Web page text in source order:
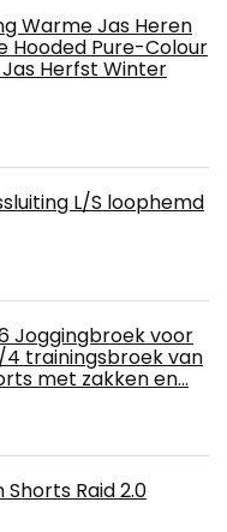
Warme Jas Heren
Hooded Pure-Colour
Jas Herfst Winter
L/S loophemd
Joggingbroek voor
trainingsbroek van
met zakken en…
Raid 2.0